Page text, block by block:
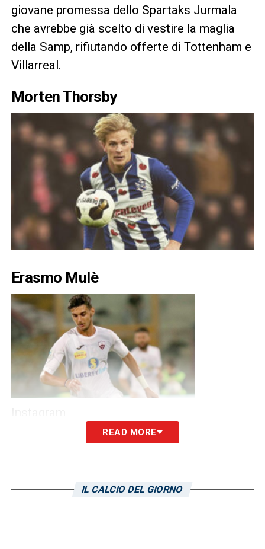
giovane promessa dello Spartaks Jurmala
che avrebbe già scelto di vestire la maglia
della Samp, rifiutando offerte di Tottenham e
Villarreal.
Morten Thorsby
Erasmo Mulè
READ MORE
IL CALCIO DEL GIORNO